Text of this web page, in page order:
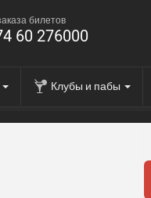
билетов
60 276000
Клубы и пабы